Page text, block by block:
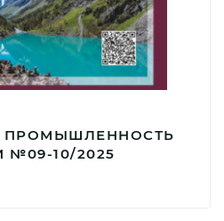
ПРОМЫШЛЕННОСТЬ
№09-10/2025